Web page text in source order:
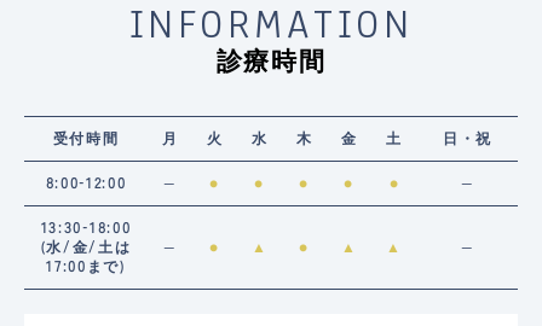
INFORMATION
診療時間
受付時間 月 火 水 木 金 土 日・祝
8:00-12:00 ― ● ● ● ● ● ―
13:30-18:00
(水/金/土は
17:00まで)
― ● ▲ ● ▲ ▲ ―